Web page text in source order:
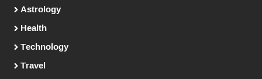
Astrology
Health
Technology
Travel